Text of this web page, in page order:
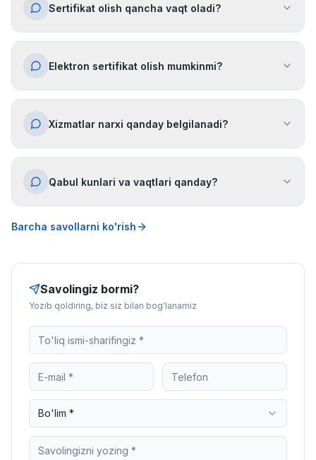
Sertifikat olish qancha vaqt oladi?
Elektron sertifikat olish mumkinmi?
Xizmatlar narxi qanday belgilanadi?
Qabul kunlari va vaqtlari qanday?
Barcha savollarni ko'rish
Savolingiz bormi?
Yozib qoldiring, biz siz bilan bog'lanamiz
Bo'lim *